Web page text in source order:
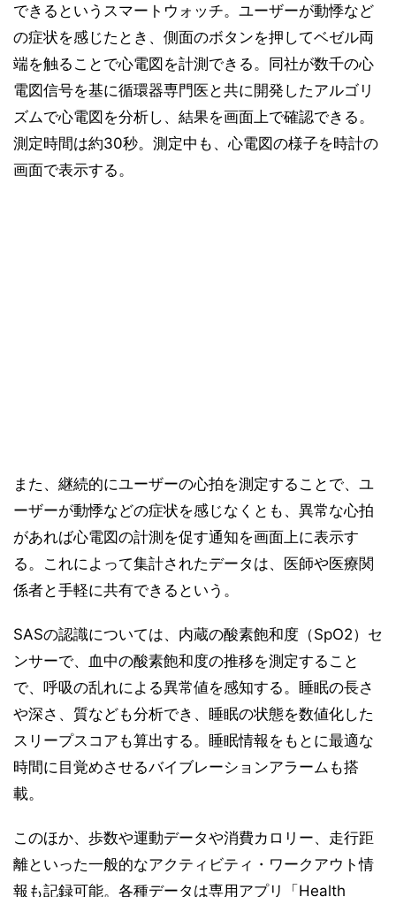
できるというスマートウォッチ。ユーザーが動悸など
の症状を感じたとき、側面のボタンを押してベゼル両
端を触ることで心電図を計測できる。同社が数千の心
電図信号を基に循環器専門医と共に開発したアルゴリ
ズムで心電図を分析し、結果を画面上で確認できる。
測定時間は約30秒。測定中も、心電図の様子を時計の
画面で表示する。
また、継続的にユーザーの心拍を測定することで、ユ
ーザーが動悸などの症状を感じなくとも、異常な心拍
があれば心電図の計測を促す通知を画面上に表示す
る。これによって集計されたデータは、医師や医療関
係者と手軽に共有できるという。
SASの認識については、内蔵の酸素飽和度（SpO2）セ
ンサーで、血中の酸素飽和度の推移を測定すること
で、呼吸の乱れによる異常値を感知する。睡眠の長さ
や深さ、質なども分析でき、睡眠の状態を数値化した
スリープスコアも算出する。睡眠情報をもとに最適な
時間に目覚めさせるバイブレーションアラームも搭
載。
このほか、歩数や運動データや消費カロリー、走行距
離といった一般的なアクティビティ・ワークアウト情
報も記録可能。各種データは専用アプリ「Health